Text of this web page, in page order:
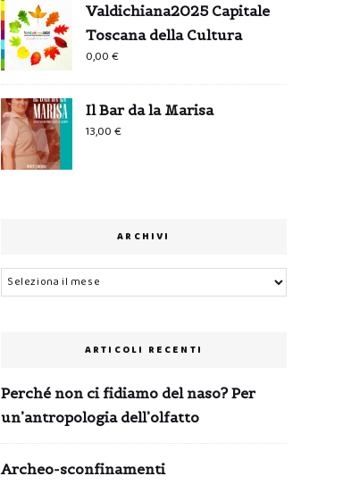
Valdichiana2025 Capitale
Toscana della Cultura
0,00€
Il Bar da la Marisa
13,00€
ARCHIVI
Archivi
ARTICOLI RECENTI
Perché non ci fidiamo del naso? Per
un’antropologia dell’olfatto
Archeo-sconfinamenti